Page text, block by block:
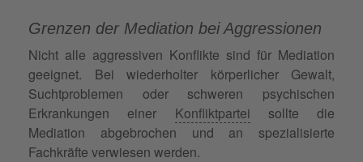
Grenzen der Mediation bei Aggressionen
Nicht alle aggressiven Konflikte sind für Mediation
geeignet. Bei wiederholter körperlicher Gewalt,
Suchtproblemen oder schweren psychischen
Erkrankungen einer Konfliktpartei sollte die
Mediation abgebrochen und an spezialisierte
Fachkräfte verwiesen werden.